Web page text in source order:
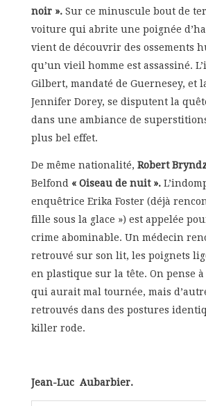
noir ». Sur ce minuscule bout de
voiture qui abrite une poignée
vient de découvrir des ossements
qu’un vieil homme est assassiné.
Gilbert, mandaté de Guernesey, et
Jennifer Dorey, se disputent la
dans une ambiance de
plus bel effet.
De même nationalité, Robert
Belfond « Oiseau de nuit ».
enquêtrice Erika Foster (déjà
fille sous la glace ») est appelée
crime abominable. Un médecin
retrouvé sur son lit, les poignets
en plastique sur la tête. On pense
qui aurait mal tournée, mais
retrouvés dans des postures
killer rode.
Jean-Luc Aubarbier.